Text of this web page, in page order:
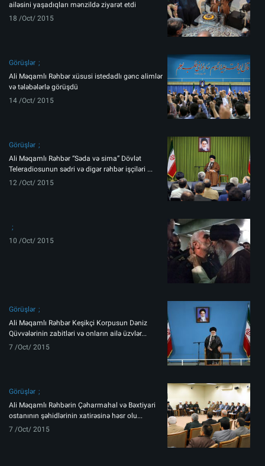
ailəsini yaşadıqları mənzildə ziyarət etdi
18 /Oct/ 2015
Görüşlər
Ali Məqamlı Rəhbər xüsusi istedadlı gənc alimlər
və tələbələrlə görüşdü
14 /Oct/ 2015
Görüşlər
Ali Məqamlı Rəhbər “Səda və sima” Dövlət
Teleradiosunun sədri və digər rəhbər işçiləri ...
12 /Oct/ 2015
10 /Oct/ 2015
Görüşlər
Ali Məqamlı Rəhbər Keşikçi Korpusun Dəniz
Qüvvələrinin zabitləri və onların ailə üzvlər...
7 /Oct/ 2015
Görüşlər
Ali Məqamlı Rəhbərin Çəharmahal və Bəxtiyari
ostanının şəhidlərinin xatirəsinə həsr olu...
7 /Oct/ 2015